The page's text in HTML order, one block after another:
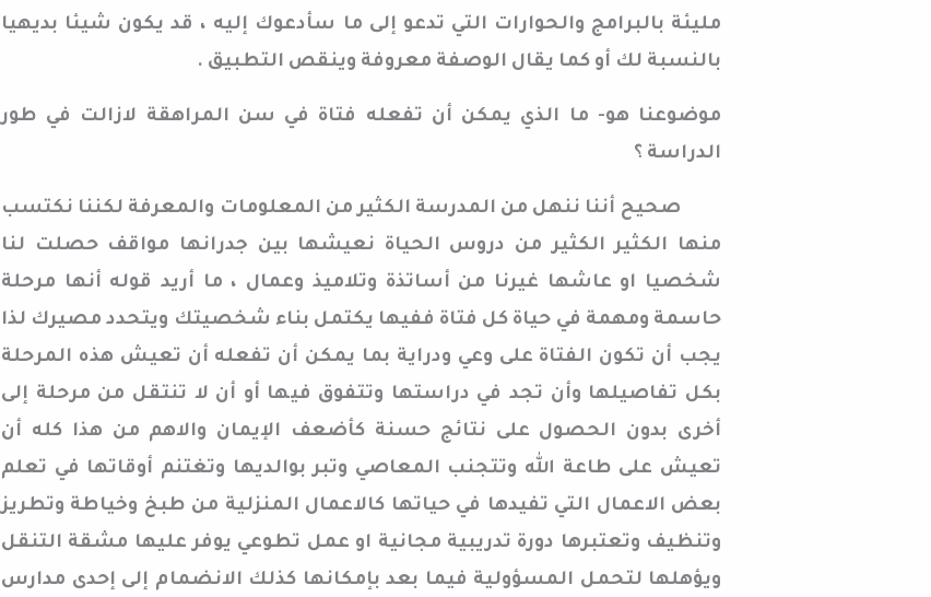
مليئة بالبرامج والحوارات التي تدعو إلى ما سأدعوك إليه ، قد يكون شيئا بديهيا
بالنسبة لك أو كما يقال الوصفة معروفة وينقص التطبيق .
موضوعنا هو- ما الذي يمكن أن تفعله فتاة في سن المراهقة لازالت في طور
الدراسة ؟
صحيح أننا ننهل من المدرسة الكثير من المعلومات والمعرفة لكننا نكتسب
منها الكثير الكثير من دروس الحياة نعيشها بين جدرانها مواقف حصلت لنا
شخصيا او عاشها غيرنا من أساتذة وتلاميذ وعمال ، ما أريد قوله أنها مرحلة
حاسمة ومهمة في حياة كل فتاة ففيها يكتمل بناء شخصيتك ويتحدد مصيرك لذا
يجب أن تكون الفتاة على وعي ودراية بما يمكن أن تفعله أن تعيش هذه المرحلة
بكل تفاصيلها وأن تجد في دراستها وتتفوق فيها أو أن لا تنتقل من مرحلة إلى
أخرى بدون الحصول على نتائج حسنة كأضعف الإيمان والاهم من هذا كله أن
تعيش على طاعة الله وتتجنب المعاصي وتبر بوالديها وتغتنم أوقاتها في تعلم
بعض الاعمال التي تفيدها في حياتها كالاعمال المنزلية من طبخ وخياطة وتطريز
وتنظيف وتعتبرها دورة تدريبية مجانية او عمل تطوعي يوفر عليها مشقة التنقل
ويؤهلها لتحمل المسؤولية فيما بعد بإمكانها كذلك الانضمام إلى إحدى مدارس